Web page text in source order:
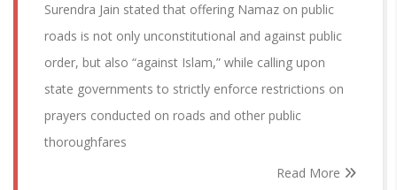
Surendra Jain stated that offering Namaz on public
roads is not only unconstitutional and against public
order, but also “against Islam,” while calling upon
state governments to strictly enforce restrictions on
prayers conducted on roads and other public
thoroughfares
Read More